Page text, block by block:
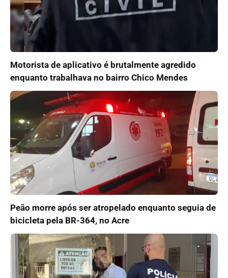
Motorista de aplicativo é brutalmente agredido
enquanto trabalhava no bairro Chico Mendes
Peão morre após ser atropelado enquanto seguia de
bicicleta pela BR-364, no Acre